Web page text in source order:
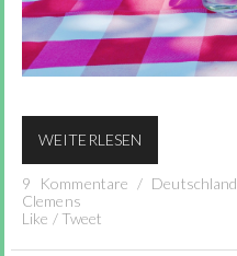
WEITERLESEN
9 Kommentare / Deutschland
Clemens
Like / Tweet